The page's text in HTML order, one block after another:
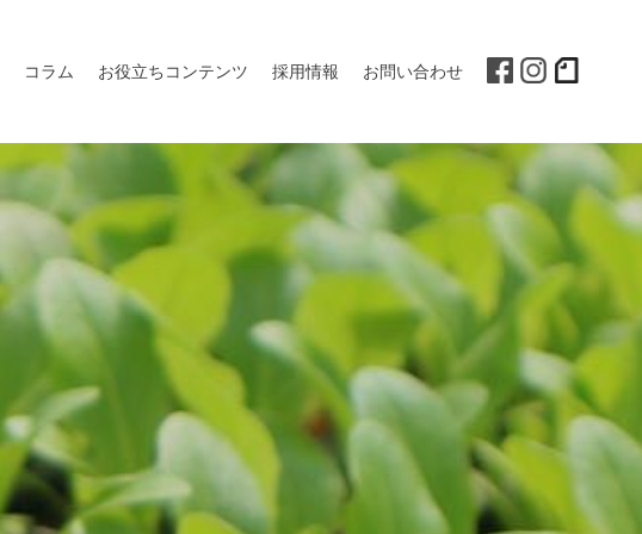
コラム お役立ちコンテンツ 採用情報 お問い合わせ